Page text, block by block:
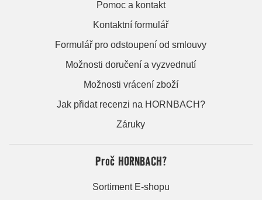
Pomoc a kontakt
Kontaktní formulář
Formulář pro odstoupení od smlouvy
Možnosti doručení a vyzvednutí
Možnosti vrácení zboží
Jak přidat recenzi na HORNBACH?
Záruky
Proč HORNBACH?
Sortiment E-shopu